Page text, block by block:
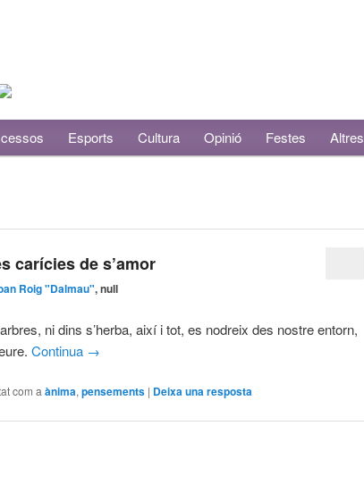
Esports Cultura Opinió Festes Altres
carícies de s’amor
Roig "Dalmau", null
ni dins s’herba, així i tot, es nodreix des nostre entorn,
Continua →
com a ànima,pensements | Deixa una resposta